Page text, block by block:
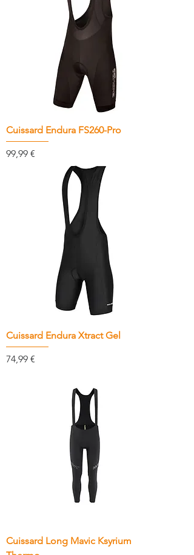
Cuissard Endura FS260-Pro
Prix
99,99 €
Cuissard Endura Xtract Gel
Prix
74,99 €
Cuissard Long Mavic Ksyrium